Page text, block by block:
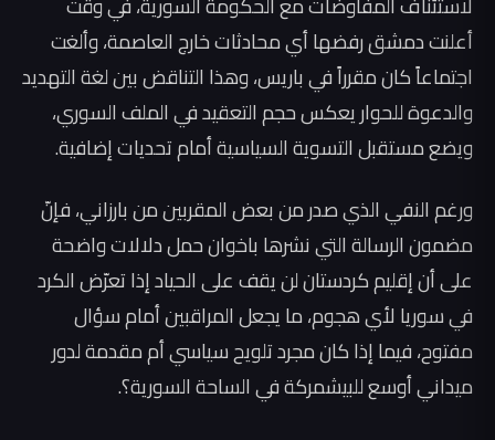
أعلنت دمشق رفضها أي محادثات خارج العاصمة، وألغت
اجتماعاً كان مقرراً في باريس، وهذا التناقض بين لغة التهديد
والدعوة للحوار يعكس حجم التعقيد في الملف السوري،
ويضع مستقبل التسوية السياسية أمام تحديات إضافية.
ورغم النفي الذي صدر من بعض المقربين من بارزاني، فإنّ
مضمون الرسالة التي نشرها باخوان حمل دلالات واضحة
على أن إقليم كردستان لن يقف على الحياد إذا تعرّض الكرد
في سوريا لأي هجوم، ما يجعل المراقبين أمام سؤال
مفتوح، فيما إذا كان مجرد تلويح سياسي أم مقدمة لدور
ميداني أوسع للبيشمركة في الساحة السورية؟.